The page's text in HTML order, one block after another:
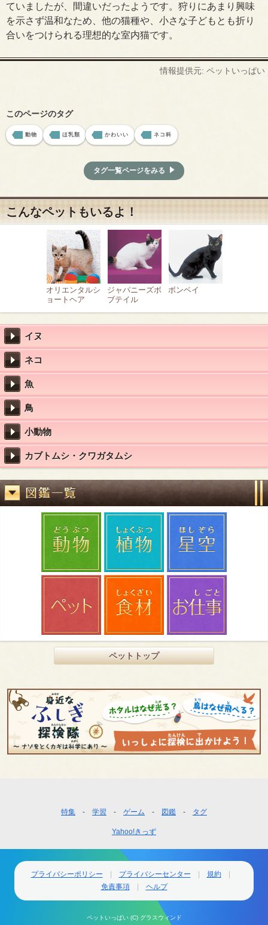
ていましたが、間違いだったようです。狩りにあまり興味
を示さず温和なため、他の猫種や、小さな子どもとも折り
合いをつけられる理想的な室内猫です。
情報提供元: ペットいっぱい
このページのタグ
動物 ほ乳類 かわいい ネコ科
タグ一覧ページをみる
こんなペットもいるよ！
オリエンタルシ
ョートヘア
ジャパニーズボ
ブテイル
ボンベイ
イヌ
ネコ
魚
鳥
小動物
カブトムシ・クワガタムシ
ペットトップ
ー
ナ
ビ
特集 学習 ゲーム 図鑑 タグ
Yahoo!きっず
プライバシーポリシー プライバシーセンター
規約
免責事項
ヘルプ
ペットいっぱい (C) グラスウィンド